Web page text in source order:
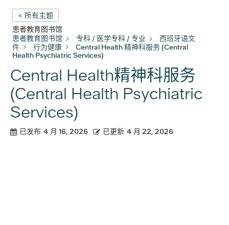
< 所有主题
患者教育图书馆
患者教育图书馆
专科 / 医学专科 / 专业
西班牙语文
件
行为健康
Central Health 精神科服务 (Central
Health Psychiatric Services)
Central Health精神科服务
(Central Health Psychiatric
Services)
已发布 4 月 16, 2026 已更新 4 月 22, 2026